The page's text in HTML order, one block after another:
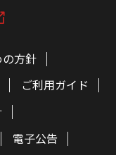
方針
ご利用ガイド
電子公告